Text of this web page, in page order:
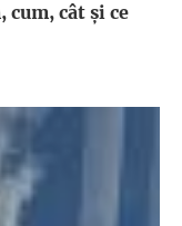
cum, cât şi ce